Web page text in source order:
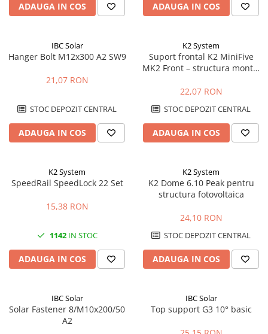
ADAUGA IN COS ADAUGA IN COS
IBC Solar
Hanger Bolt M12x300 A2 SW9
21,07 RON
STOC DEPOZIT CENTRAL
ADAUGA IN COS
K2 System
Suport frontal K2 MiniFive
MK2 Front – structura montaj
22,07 RON
STOC DEPOZIT CENTRAL
ADAUGA IN COS
K2 System
SpeedRail SpeedLock 22 Set
15,38 RON
1142IN STOC
ADAUGA IN COS
K2 System
K2 Dome 6.10 Peak pentru
structura fotovoltaica
24,10 RON
STOC DEPOZIT CENTRAL
ADAUGA IN COS
IBC Solar
Solar Fastener 8/M10x200/50
A2
IBC Solar
Top support G3 10° basic